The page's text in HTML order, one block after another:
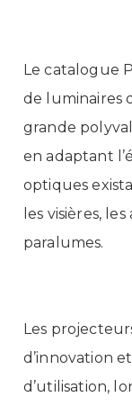
Le catalogue
de luminaires
grande
en adaptant
optiques
les visières,
paralumes.
Les
d’innovation
d’utilisation,